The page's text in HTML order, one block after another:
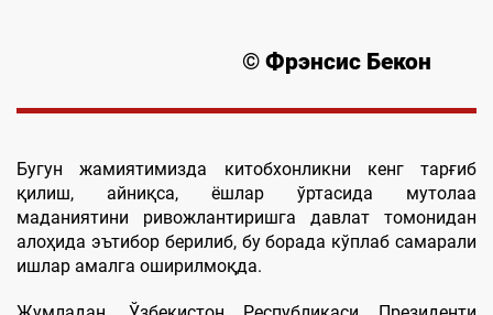
© Фрэнсис Бекон
Бугун жамиятимизда китобхонликни кенг тарғиб
қилиш, айниқса, ёшлар ўртасида мутолаа
маданиятини ривожлантиришга давлат томонидан
алоҳида эътибор берилиб, бу борада кўплаб самарали
ишлар амалга оширилмоқда.